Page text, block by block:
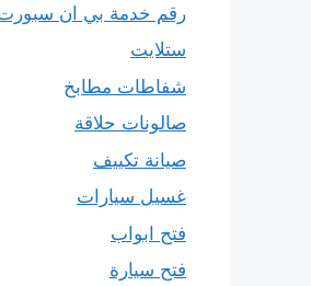
رقم خدمة بي ان
ستلايت
شفاطات مطابخ
صالونات حلاقة
صيانة تكييف
غسيل سيارات
فتح ابواب
فتح سيارة